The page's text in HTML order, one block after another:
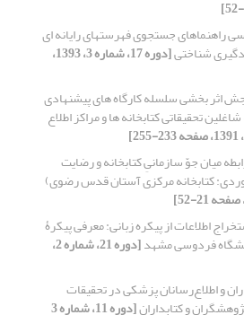
راهنماهای جستجوی فهرستهای رایانه ای
شناختی [دوره 17، شماره 3، 1393،
اثر بخشی سلسله کارگاه های پیشنهادی
تحقیقاتی کتابخانه ها و مراکز اطلاع
میان جوّ سازمانیِ کتابخانه و رضایت
کتابخانه مرکزی آستان قدس رضوی)
اطلاعات از پیکره زبانی: معرفی پیکرۀ
[دوره 21، شماره 2،
و اطلاع‌رسانان پزشکی در تحقیقات
و کتابداران [دوره 11، شماره 3